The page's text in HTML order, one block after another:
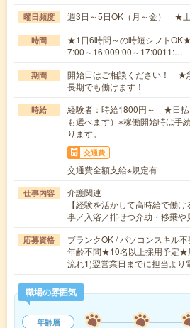
曜日頻度 週3日～5日OK（月～金） ★
時間
★1日6時間～の時短シフト
7:00～16:009:00～17:0011:…
期間
開始日はご相談ください！ ★
長期でも働けます！
時給
経験者：時給1800円～ ★日払
も選べます）※稼働開始時は手
ります。
交通費
交通費全額支給※規定有
仕事内容
介護関連
【経験を活かして高時給で働
事／入浴／排せつ介助・移乗
応募資格
ブランクOK / パソコンスキル
年齢不問★10名以上採用予定
流れ1)翌営業日までに担当よ
職場の雰囲気
年齢層